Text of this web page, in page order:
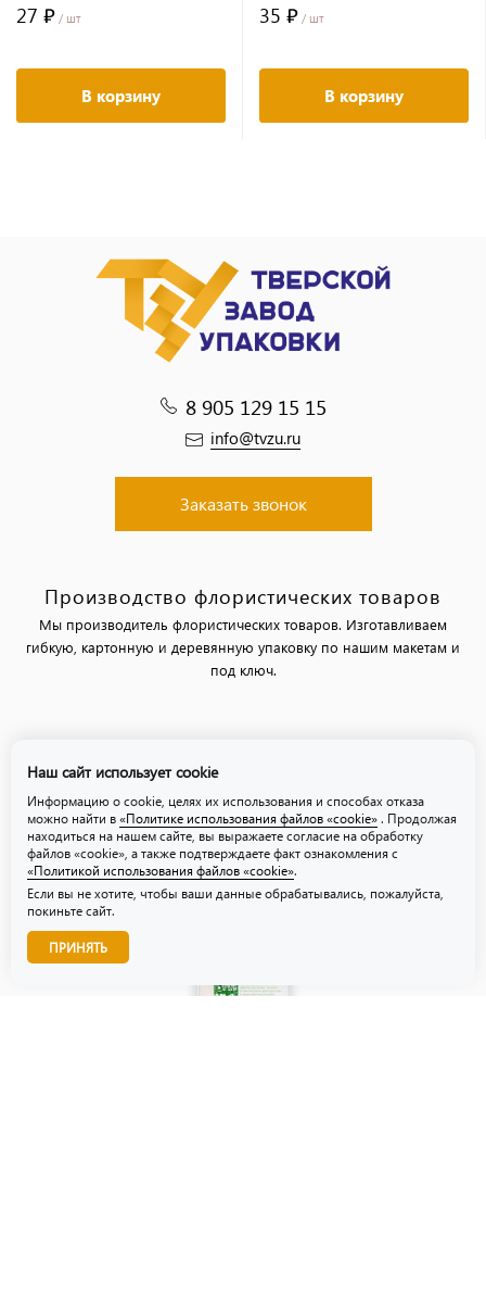
27 ₽ / шт
В корзину
35 ₽ / шт
В корзину
8 905 129 15 15
info@tvzu.ru
Заказать звонок
Производство флористических товаров
Мы производитель флористических товаров. Изготавливаем
гибкую, картонную и деревянную упаковку по нашим макетам и
под ключ.
Политика использования файлов «cookie»
Звоните нам!
Наш сайт использует cookie
Информацию о cookie, целях их использования и способах отказа
можно найти в «Политике использования файлов «cookie» . Продолжая
находиться на нашем сайте, вы выражаете согласие на обработку
файлов «cookie», а также подтверждаете факт ознакомления с
«Политикой использования файлов «cookie».
Если вы не хотите, чтобы ваши данные обрабатывались, пожалуйста,
покиньте сайт.
ПРИНЯТЬ